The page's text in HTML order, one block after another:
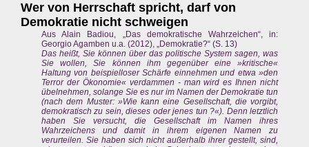
Wer von Herrschaft spricht, darf von
Demokratie nicht schweigen
Aus Alain Badiou, „Das demokratische Wahrzeichen“, in:
Georgio Agamben u.a. (2012), „Demokratie?“ (S. 13)
Das heißt, Sie können über das politische System sagen, was
Sie wollen, Sie können ihm gegenüber eine »kritische«
Haltung von beispielloser Schärfe einnehmen und etwa »den
Terror der Ökonomie« verdammen - man wird es Ihnen nicht
übelnehmen, solange Sie es nur im Namen der Demokratie tun
(nach dem Muster: »Wie kann eine Gesellschaft, die vorgibt,
demokratisch zu sein, dieses oder jenes tun ?«). Denn letztlich
haben Sie versucht, die Gesellschaft im Namen ihres
Wahrzeichens und damit in ihrem eigenen Namen zu
verurteilen. Sie haben sich nicht außerhalb ihrer gestellt, sind,